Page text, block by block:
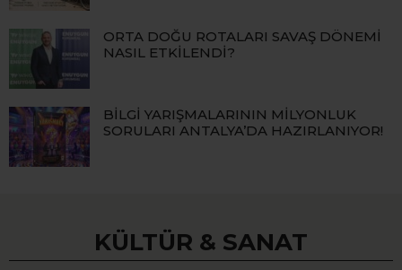
ORTA DOĞU ROTALARI SAVAŞ DÖNEMİ
NASIL ETKİLENDİ?
BİLGİ YARIŞMALARININ MİLYONLUK
SORULARI ANTALYA’DA HAZIRLANIYOR!
KÜLTÜR & SANAT